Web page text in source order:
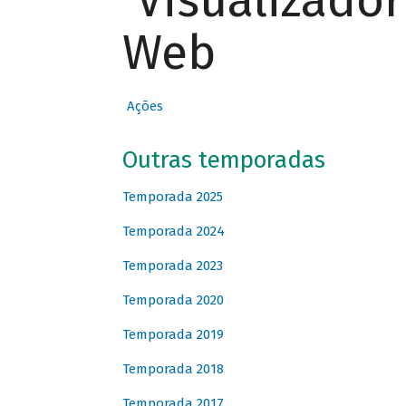
Web
Ações
Outras temporadas
Temporada 2025
Temporada 2024
Temporada 2023
Temporada 2020
Temporada 2019
Temporada 2018